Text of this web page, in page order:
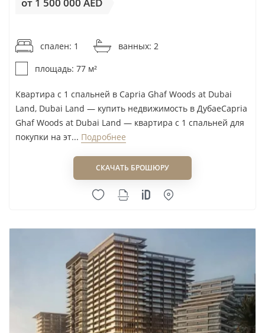
спален: 1
ванных: 2
площадь: 77 м²
Квартира с 1 спальней в Capria Ghaf Woods at Dubai
Land, Dubai Land — купить недвижимость в ДубаеCapria
Ghaf Woods at Dubai Land — квартира с 1 спальней для
покупки на эт... Подробнее
СКАЧАТЬ БРОШЮРУ